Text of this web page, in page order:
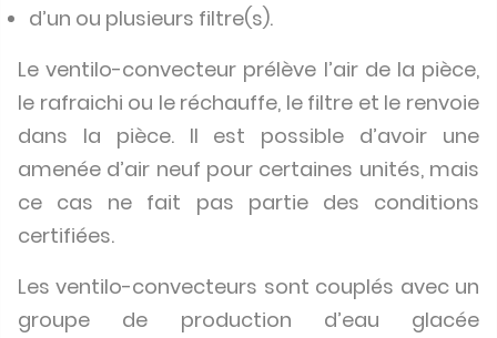
d’un ou plusieurs filtre(s).
Le ventilo-convecteur prélève l’air de la pièce,
le rafraichi ou le réchauffe, le filtre et le renvoie
dans la pièce. Il est possible d’avoir une
amenée d’air neuf pour certaines unités, mais
ce cas ne fait pas partie des conditions
certifiées.
Les ventilo-convecteurs sont couplés avec un
groupe de production d’eau glacée